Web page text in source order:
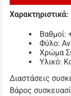
Χαρακτηριστικά:
Βαθμοί:
Φύλο:
Χρώμα
Υλικό:
Διαστάσεις
Βάρος